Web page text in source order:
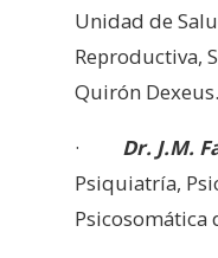
Unidad de
Reproductiva,
Quirón Dexeus.
· Dr. J.M.
Psiquiatría,
Psicosomática